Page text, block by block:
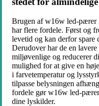
Brugen af w16w led-
har flere fordele. Først og
levetid og kan derfor
Derudover har de en
miljøvenlige og reducerer
mulighed for at give en
i farvetemperatur og
tilpasse belysningen
fordele gør w16w led-
dine lyskilder.